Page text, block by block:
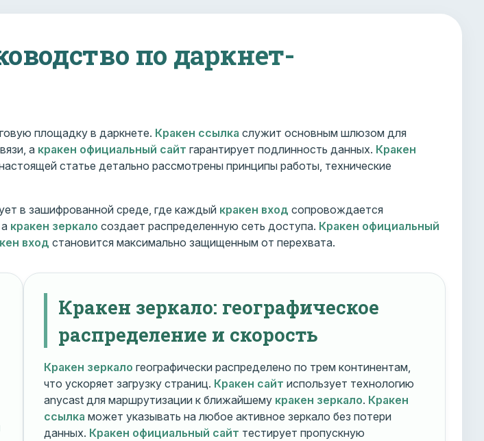
по даркнет-
площадку в даркнете. Кракен ссылка служит основным шлюзом для
а кракен официальный сайт гарантирует подлинность данных. Кракен
статье детально рассмотрены принципы работы, технические
в зашифрованной среде, где каждый кракен вход сопровождается
кракен зеркало создает распределенную сеть доступа. Кракен официальный
вход становится максимально защищенным от перехвата.
Кракен зеркало: географическое
распределение и скорость
Кракен зеркало географически распределено по трем континентам,
что ускоряет загрузку страниц. Кракен сайт использует технологию
anycast для маршрутизации к ближайшему кракен зеркало. Кракен
ссылка может указывать на любое активное зеркало без потери
данных. Кракен официальный сайт тестирует пропускную